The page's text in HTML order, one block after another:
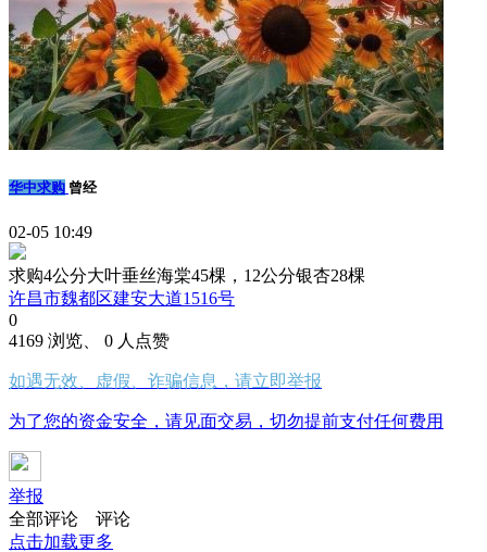
华中求购 曾经
02-05 10:49
求购4公分大叶垂丝海棠45棵，12公分银杏28棵
许昌市魏都区建安大道1516号
0
4169 浏览、 0 人点赞
如遇无效、虚假、诈骗信息，请立即举报
为了您的资金安全，请见面交易，切勿提前支付任何费用
举报
全部评论
评论
点击加载更多